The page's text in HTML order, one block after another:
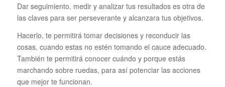
Dar seguimiento, medir y analizar tus resultados es otra de
las claves para ser perseverante y alcanzara tus objetivos.
Hacerlo, te permitirá tomar decisiones y reconducir las
cosas, cuando estas no estén tomando el cauce adecuado.
También te permitirá conocer cuándo y porque estás
marchando sobre ruedas, para así potenciar las acciones
que mejor te funcionan.